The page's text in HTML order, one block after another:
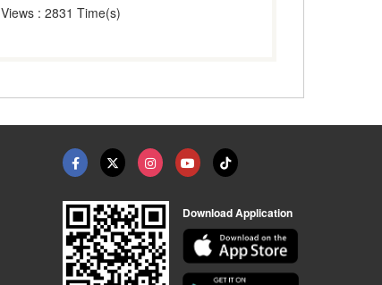
Views : 2831 Time(s)
Download Application